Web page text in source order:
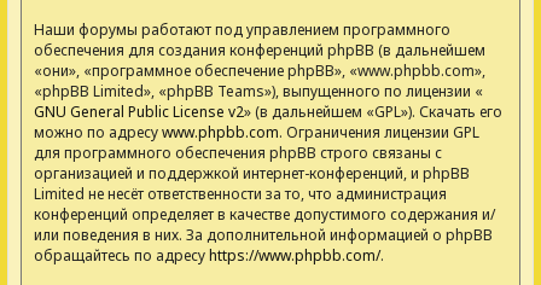
Наши форумы работают под управлением программного
обеспечения для создания конференций phpBB (в дальнейшем
«они», «программное обеспечение phpBB», «www.phpbb.com»,
«phpBB Limited», «phpBB Teams»), выпущенного по лицензии «
GNU General Public License v2» (в дальнейшем «GPL»). Скачать его
можно по адресуwww.phpbb.com. Ограничения лицензии GPL
для программного обеспечения phpBB строго связаны с
организацией и поддержкой интернет-конференций, и phpBB
Limited не несёт ответственности за то, что администрация
конференций определяет в качестве допустимого содержания и/
или поведения в них. За дополнительной информацией о phpBB
обращайтесь по адресуhttps://www.phpbb.com/.